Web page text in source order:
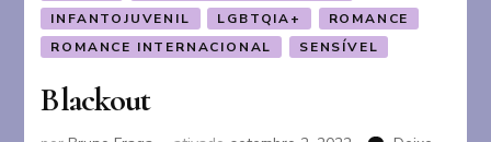
INFANTOJUVENIL
LGBTQIA+
ROMANCE
ROMANCE INTERNACIONAL
SENSÍVEL
Blackout